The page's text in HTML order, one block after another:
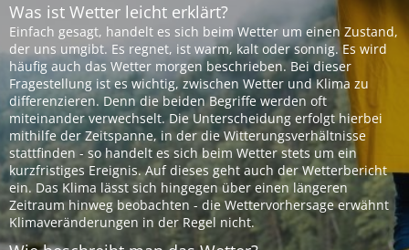
Was ist Wetter leicht erklärt?
Einfach gesagt, handelt es sich beim Wetter um einen Zustand,
der uns umgibt. Es regnet, ist warm, kalt oder sonnig. Es wird
häufig auch das Wetter morgen beschrieben. Bei dieser
Fragestellung ist es wichtig, zwischen Wetter und Klima zu
differenzieren. Denn die beiden Begriffe werden oft
miteinander verwechselt. Die Unterscheidung erfolgt hierbei
mithilfe der Zeitspanne, in der die Witterungsverhältnisse
stattfinden - so handelt es sich beim Wetter stets um ein
kurzfristiges Ereignis. Auf dieses geht auch der Wetterbericht
ein. Das Klima lässt sich hingegen über einen längeren
Zeitraum hinweg beobachten - die Wettervorhersage erwähnt
Klimaveränderungen in der Regel nicht.